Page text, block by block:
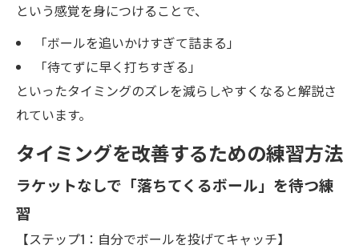
という感覚を身につけることで、
「ボールを追いかけすぎて詰まる」
「待てずに早く打ちすぎる」
といったタイミングのズレを減らしやすくなると解説さ
れています。
タイミングを改善するための練習方法
ラケットなしで「落ちてくるボール」を待つ練
習
【ステップ1：自分でボールを投げてキャッチ】